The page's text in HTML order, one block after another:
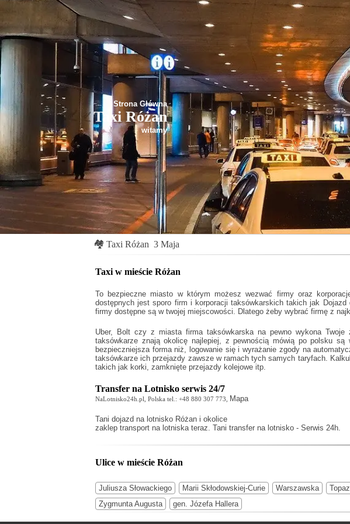
Strona Główna
Taxi Różan
witamy
🏘 Taxi Różan 3 Maja
Taxi w mieście Różan
To bezpieczne miasto w którym możesz wezwać firmy oraz
dostępnych jest sporo firm i korporacji taksówkarskich takich jak Dojazd
firmy dostępne są w twojej miejscowości. Dlatego żeby wybrać firmę z
Uber, Bolt czy z miasta firma taksówkarska na pewno wykona
taksówkarze znają okolicę najlepiej, z pewnością mówią po polsku
bezpieczniejsza forma niż, logowanie się i wyrażanie zgody na
taksówkarze ich przejazdy zawsze w ramach tych samych taryfach.
takich jak korki, zamknięte przejazdy kolejowe itp.
Transfer na Lotnisko serwis 24/7
NaLotnisko24h.pl, Polska tel.: +48 880 307 773, Mapa
Tani dojazd na lotnisko Różan i okolice
zaklep transport na lotniska teraz. Tani transfer na lotnisko - Serwis 24h.
Ulice w mieście Różan
Juliusza Słowackiego Marii Skłodowskiej-Curie Warszawska
Zygmunta Augusta
gen. Józefa Hallera